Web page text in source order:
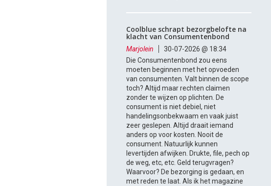
Coolblue schrapt bezorgbelofte na
klacht van Consumentenbond
Marjolein
30-07-2026 @ 18:34
Die Consumentenbond zou eens
moeten beginnen met het opvoeden
van consumenten. Valt binnen de scope
toch? Altijd maar rechten claimen
zonder te wijzen op plichten. De
consument is niet debiel, niet
handelingsonbekwaam en vaak juist
zeer geslepen. Altijd draait iemand
anders op voor kosten. Nooit de
consument. Natuurlijk kunnen
levertijden afwijken. Drukte, file, pech op
de weg, etc, etc. Geld terugvragen?
Waarvoor? De bezorging is gedaan, en
met reden te laat. Als ik het magazine